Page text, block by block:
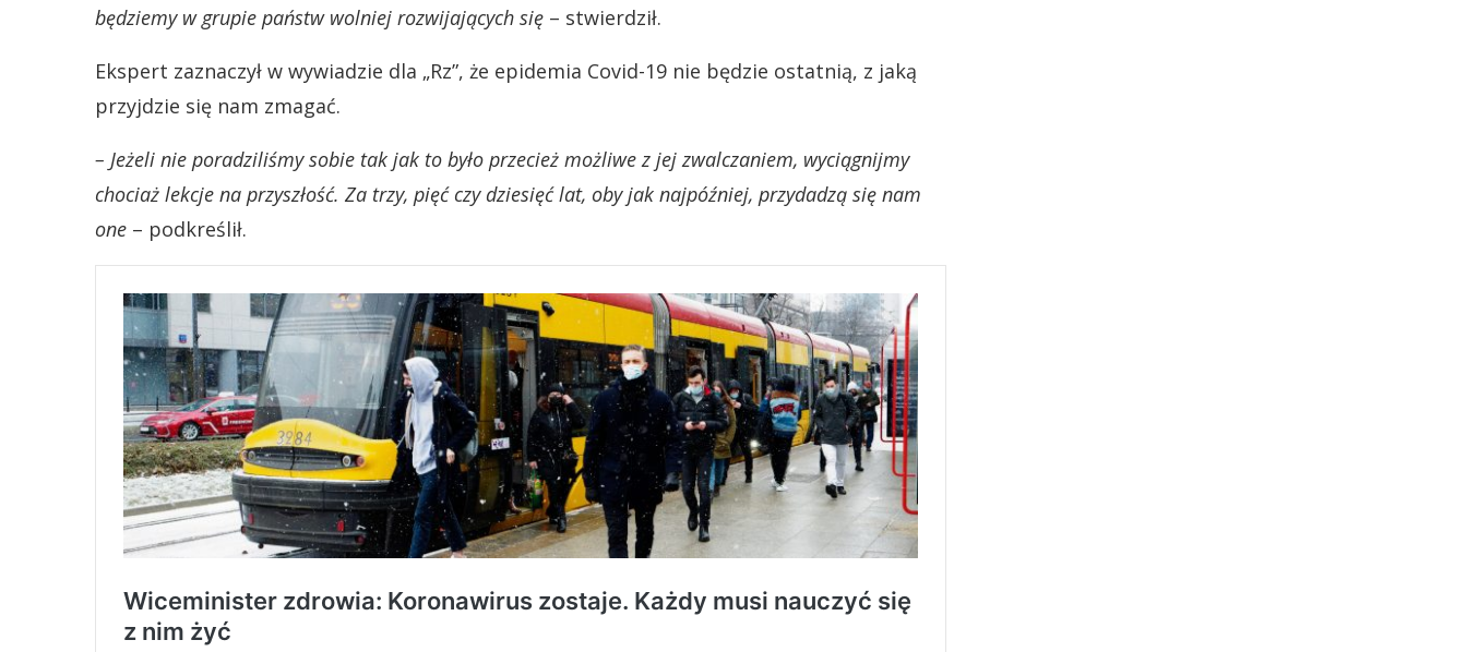
będziemy w grupie państw wolniej rozwijających się – stwierdził.
Ekspert zaznaczył w wywiadzie dla „Rz”, że epidemia Covid-19 nie będzie ostatnią, z jaką
przyjdzie się nam zmagać.
– Jeżeli nie poradziliśmy sobie tak jak to było przecież możliwe z jej zwalczaniem, wyciągnijmy
chociaż lekcje na przyszłość. Za trzy, pięć czy dziesięć lat, oby jak najpóźniej, przydadzą się nam
one – podkreślił.